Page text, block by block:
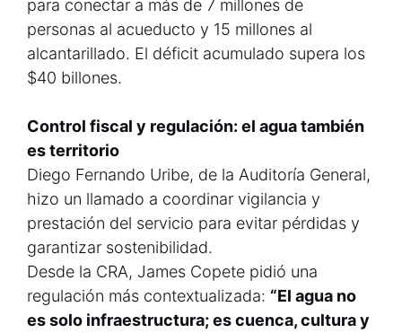
para conectar a más de 7 millones de
personas al acueducto y 15 millones al
alcantarillado. El déficit acumulado supera los
$40 billones.
Control fiscal y regulación: el agua también
es territorio
Diego Fernando Uribe, de la Auditoría General,
hizo un llamado a coordinar vigilancia y
prestación del servicio para evitar pérdidas y
garantizar sostenibilidad.
Desde la CRA, James Copete pidió una
regulación más contextualizada: “El agua no
es solo infraestructura; es cuenca, cultura y